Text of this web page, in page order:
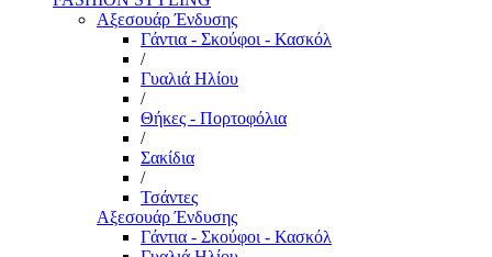
Αξεσουάρ Ένδυσης
Γάντια - Σκούφοι - Κασκόλ
/
Γυαλιά Ηλίου
/
Θήκες - Πορτοφόλια
/
Σακίδια
/
Τσάντες
Αξεσουάρ Ένδυσης
Γάντια - Σκούφοι - Κασκόλ